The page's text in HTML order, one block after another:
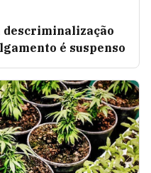
descriminalização
é suspenso